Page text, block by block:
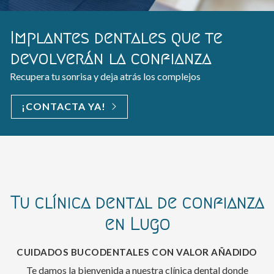
Odontología de calidad para
todos
Todas las especialidades dentales en una sola clínica
CONOCER TRATAMIENTOS
Implantes dentales que te
devolverán la confianza
Recupera tu sonrisa y deja atrás los complejos
¡CONTACTA YA!
Trato cercano en un
familiar y relajado
VER LA CLÍNICA
Diagnóstico personalizado
tecnología de vanguardia
¡PIDE CITA HOY!
Tu clínica dental de confianza
en Lugo
CUIDADOS BUCODENTALES CON VALOR AÑADIDO
Te damos la bienvenida a nuestra clínica dental donde